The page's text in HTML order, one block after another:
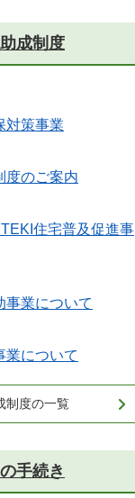
成制度
対策事業
度のご案内
住宅普及促進事
事業について
業について
制度の一覧
手続き